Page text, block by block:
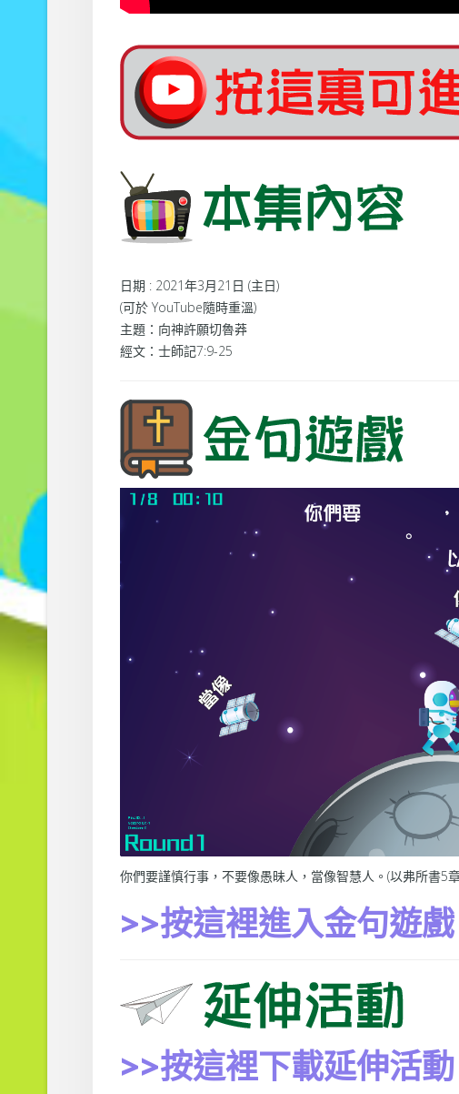
日期 : 2021年3月21日 (主日)
(可於 YouTube隨時重溫)
主題：向神許願切魯莽
經文：士師記7:9-25
你們要謹慎行事，不要像愚昧人，當像智慧人。(以弗所書5
>>按這裡進入金句遊戲
>>按這裡下載延伸活